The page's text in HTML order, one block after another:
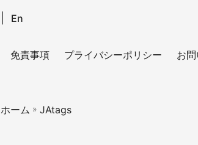
En
免責事項 プライバシーポリシー お
ホーム » JAtags